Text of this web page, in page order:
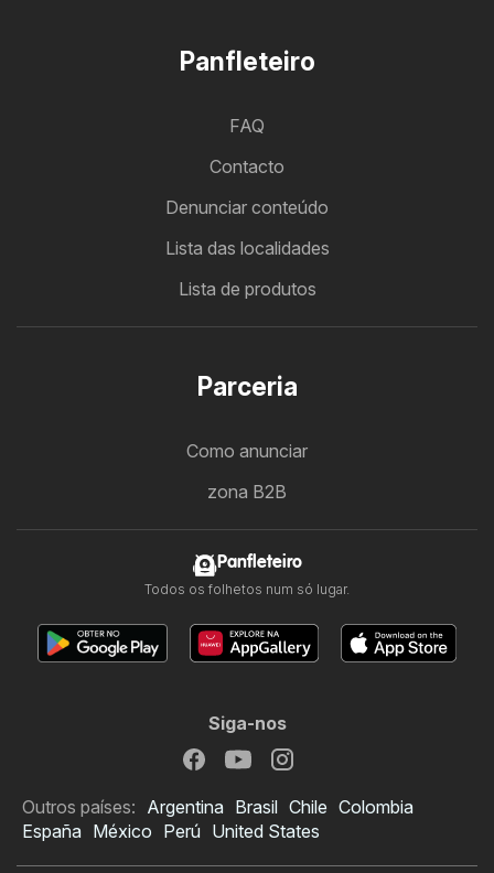
Panfleteiro
FAQ
Contacto
Denunciar conteúdo
Lista das localidades
Lista de produtos
Parceria
Como anunciar
zona B2B
Panfleteiro
Todos os folhetos num só lugar.
Siga-nos
Outros países: Argentina Brasil Chile Colombia
España México Perú United States